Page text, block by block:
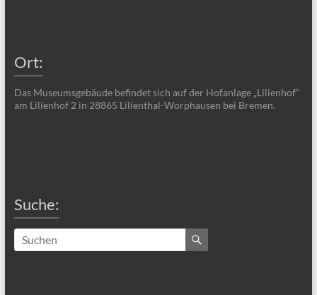
Ort:
Das Museumsgebäude befindet sich auf der Hofanlage „Lilienhof“
am Lilienhof 2 in 28865 Lilienthal-Worphausen bei Bremen.
Suche: